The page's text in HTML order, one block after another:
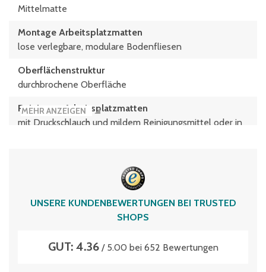
Mittelmatte
Montage Arbeitsplatzmatten
lose verlegbare, modulare Bodenfliesen
Oberflächenstruktur
durchbrochene Oberfläche
Reinigung Arbeitsplatzmatten
mit Druckschlauch und mildem Reinigungsmittel oder in
Witterungsbeständigkeit
für nasse und trockene Innenbereiche
MEHR ANZEIGEN
UNSERE KUNDENBEWERTUNGEN BEI TRUSTED
SHOPS
GUT: 4.36/ 5.00 bei 652 Bewertungen